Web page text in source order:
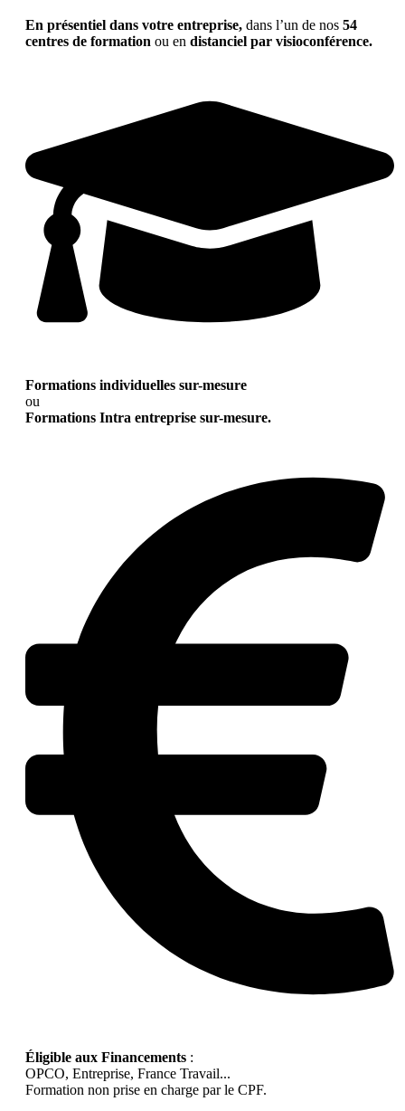
En présentiel dans votre entreprise, dans l’un de nos 54
centres de formation ou en distanciel par visioconférence.
Formations individuelles sur-mesure
ou
Formations Intra entreprise sur-mesure.
Éligible aux Financements :
OPCO, Entreprise, France Travail...
Formation non prise en charge par le CPF.